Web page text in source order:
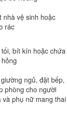
nhà vệ sinh hoặc
rác
bít kín hoặc chứa
ngủ, đặt bếp,
phòng cho người
và phụ nữ mang thai